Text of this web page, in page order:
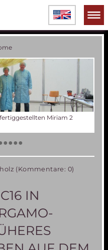
2 Ballonentwicklung
••••
(Kommentare: 0)
IN